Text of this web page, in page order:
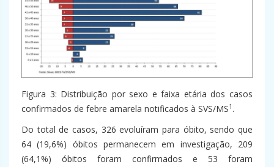
Figura 3: Distribuição por sexo e faixa etária dos casos
confirmados de febre amarela notificados à SVS/MS1 .
Do total de casos, 326 evoluíram para óbito, sendo que
64 (19,6%) óbitos permanecem em investigação, 209
(64,1%) óbitos foram confirmados e 53 foram